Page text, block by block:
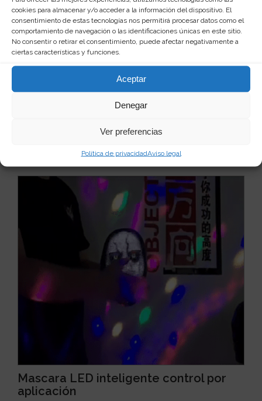
cookies para almacenar y/o acceder a la información del dispositivo. El
consentimiento de estas tecnologías nos permitirá procesar datos como el
comportamiento de navegación o las identificaciones únicas en este sitio.
No consentir o retirar el consentimiento, puede afectar negativamente a
ciertas características y funciones.
Aceptar
Denegar
Ver preferencias
Política de privacidadAviso legal
Mascara del payaso de la película "IT"
fiestas de Halloween, carnavales o cualquier ...
más
Ver producto
Mascara LED inteligente control por
aplicación